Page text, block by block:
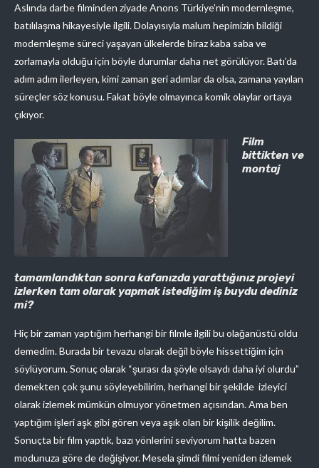
Aslında darbe filminden ziyade Anons Türkiye’nin modernleşme,
batılılaşma hikayesiyle ilgili. Dolayısıyla malum hepimizin bildiği
modernleşme süreci yaşayan ülkelerde biraz kaba saba ve
zorlamayla olduğu için böyle durumlar daha net görülüyor. Batı’da
adım adım ilerleyen, kimi zaman geri adımlar da olsa, zamana yayılan
süreçler söz konusu. Fakat böyle olmayınca komik olaylar ortaya
çıkıyor.
Film
bittikten ve
montaj
tamamlandıktan sonra kafanızda yarattığınız projeyi
izlerken tam olarak yapmak istediğim iş buydu dediniz
mi?
Hiç bir zaman yaptığım herhangi bir filmle ilgili bu olağanüstü oldu
demedim. Burada bir tevazu olarak değil böyle hissettiğim için
söylüyorum. Sonuç olarak “şurası da şöyle olsaydı daha iyi olurdu”
demekten çok şunu söyleyebilirim, herhangi bir şekilde izleyici
olarak izlemek mümkün olmuyor yönetmen açısından. Ama ben
yaptığım işleri aşk gibi gören veya aşık olan bir kişilik değilim.
Sonuçta bir film yaptık, bazı yönlerini seviyorum hatta bazen
modunuza göre de değişiyor. Mesela şimdi filmi yeniden izlemek